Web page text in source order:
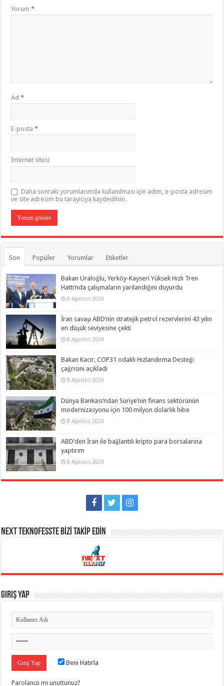
Yorum*
Ad*
E-posta*
İnternet sitesi
Daha sonraki yorumlarımda kullanılması için adım, e-posta adresim
ve site adresim bu tarayıcıya kaydedilsin.
Son Popüler Yorumlar Etiketler
Bakan Uraloğlu, Yerköy-Kayseri Yüksek Hızlı Tren
Hattı’nda çalışmaların yarılandığını duyurdu
8 Ağustos 2026
İran savaşı ABD’nin stratejik petrol rezervlerini 43 yılın
en düşük seviyesine çekti
8 Ağustos 2026
Bakan Kacır, COP31 odaklı Hızlandırma Desteği
çağrısını açıkladı
8 Ağustos 2026
Dünya Bankası’ndan Suriye’nin finans sektörünün
modernizasyonu için 100 milyon dolarlık hibe
8 Ağustos 2026
ABD’den İran ile bağlantılı kripto para borsalarına
yaptırım
8 Ağustos 2026
NEXT TEKNOFESSTE BİZİ TAKİP EDİN
Giriş Yap
Beni Hatırla
Parolanızı mı unuttunuz?